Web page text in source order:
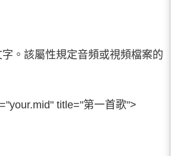
。該屬性規定音頻或視頻檔案的
title="第一首歌">